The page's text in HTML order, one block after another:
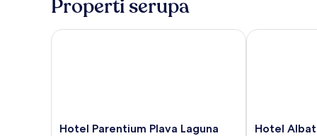
with
balcony
sea
Properti serupa
Hotel
Hotel Parentium Plava Laguna
Hotel Parentium Plava Laguna
Hotel
Hotel
Hotel